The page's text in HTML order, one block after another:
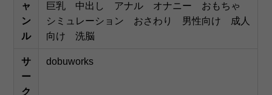
ャ
ン
ル
巨乳
中出し アナル オナニー
おもちゃ
シミュレーション
おさわり 男性向け
成人
向け
洗脳
サ
ー
ク
dobuworks